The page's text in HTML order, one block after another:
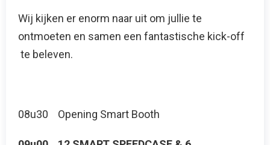
Wij kijken er enorm naar uit om jullie te
ontmoeten en samen een fantastische kick-off
te beleven.
08u30 Opening Smart Booth